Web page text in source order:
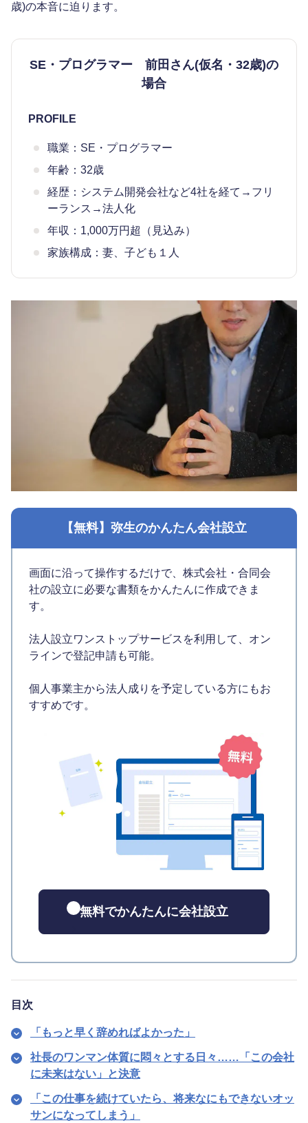
歳)の本音に迫ります。
SE・プログラマー 前田さん(仮名・32歳)の
場合
PROFILE
職業：SE・プログラマー
年齢：32歳
経歴：システム開発会社など4社を経て→フリ
ーランス→法人化
年収：1,000万円超（見込み）
家族構成：妻、子ども１人
【無料】弥生のかんたん会社設立
画面に沿って操作するだけで、株式会社・合同会
社の設立に必要な書類をかんたんに作成できま
す。
法人設立ワンストップサービスを利用して、オン
ラインで登記申請も可能。
個人事業主から法人成りを予定している方にもお
すすめです。
無料でかんたんに会社設立
目次
「もっと早く辞めればよかった」
社長のワンマン体質に悶々とする日々……「この会社
に未来はない」と決意
「この仕事を続けていたら、将来なにもできないオッ
サンになってしまう」